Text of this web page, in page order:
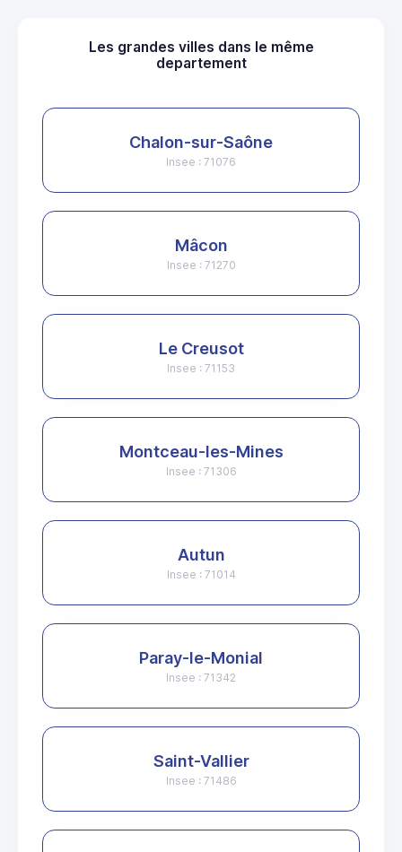
Les grandes villes dans le même
departement
Chalon-sur-Saône
Insee : 71076
Mâcon
Insee : 71270
Le Creusot
Insee : 71153
Montceau-les-Mines
Insee : 71306
Autun
Insee : 71014
Paray-le-Monial
Insee : 71342
Saint-Vallier
Insee : 71486